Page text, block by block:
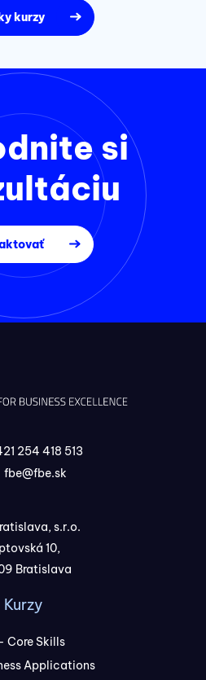
kurzy
si
254 418 513
fbe@fbe.sk
s.r.o.
10,
Bratislava
Kurzy
Core Skills
Applications